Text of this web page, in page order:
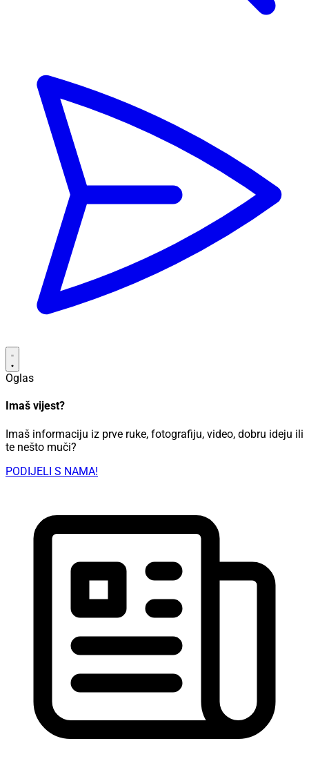
Oglas
Imaš vijest?
Imaš informaciju iz prve ruke, fotografiju, video, dobru ideju ili
te nešto muči?
PODIJELI S NAMA!